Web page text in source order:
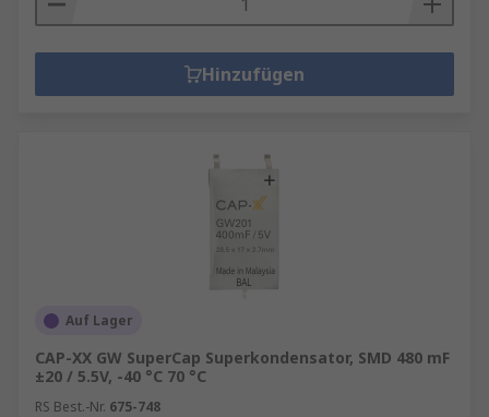
Hinzufügen
Auf Lager
CAP-XX GW SuperCap Superkondensator, SMD 480 mF
±20 / 5.5V, -40 °C 70 °C
RS Best.-Nr. 675-748